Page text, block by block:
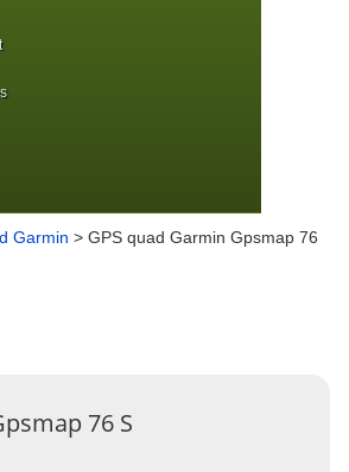
Garmin > GPS quad Garmin Gpsmap 76
76 S